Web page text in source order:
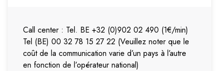
Call center : Tel. BE +32 (0)902 02 490 (1€/min)
Tel (BE) 00 32 78 15 27 22 (Veuillez noter que le
coût de la communication varie d’un pays à l’autre
en fonction de l’opérateur national)